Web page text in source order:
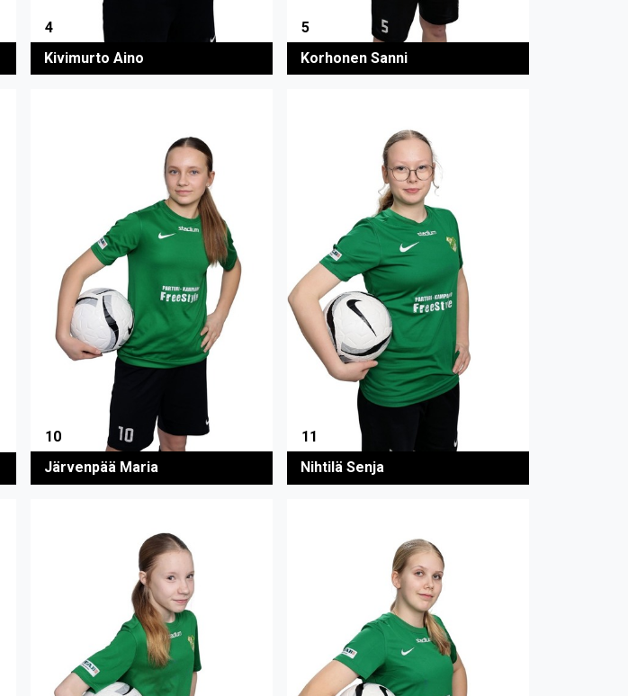
4
Kivimurto Aino
5
Korhonen Sanni
10
Järvenpää Maria
11
Nihtilä Senja